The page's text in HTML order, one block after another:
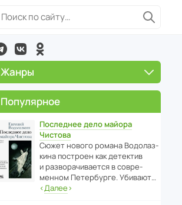
Жанры
Популярное
Последнее дело майора
Чистова
Сюжет нового романа Водо­ла­з­
кина пост­роен как дете­ктив
и разво­ра­чи­ва­ется в совре­
менном Пете­р­бурге. Убивают…
‹Далее›